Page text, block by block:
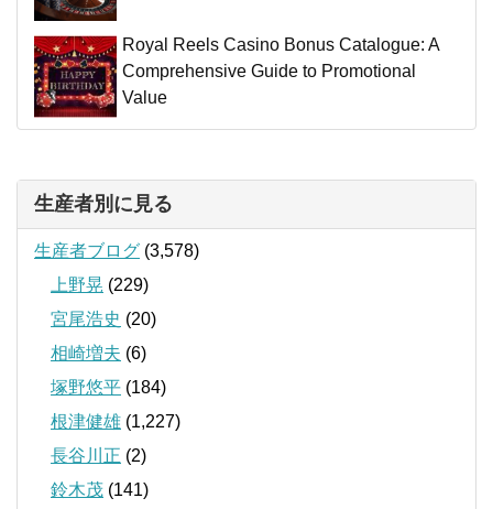
Royal Reels Casino Bonus Catalogue: A
Comprehensive Guide to Promotional
Value
生産者別に見る
生産者ブログ (3,578)
上野晃 (229)
宮尾浩史 (20)
相崎増夫 (6)
塚野悠平 (184)
根津健雄 (1,227)
長谷川正 (2)
鈴木茂 (141)